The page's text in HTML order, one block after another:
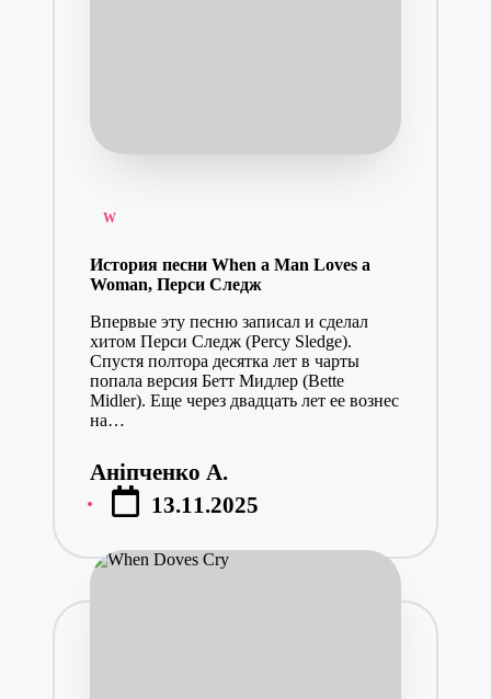
Posted
W
История песни When a Man Loves a
Woman, Перси Следж
Впервые эту песню записал и сделал
хитом Перси Следж (Percy Sledge).
Спустя полтора десятка лет в чарты
попала версия Бетт Мидлер (Bette
Midler). Еще через двадцать лет ее вознес
на…
Posted
by
Аніпченко А.
13.11.2025